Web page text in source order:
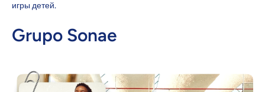
игры детей.
Grupo Sonae